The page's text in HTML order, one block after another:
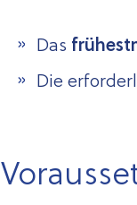
Das
Die